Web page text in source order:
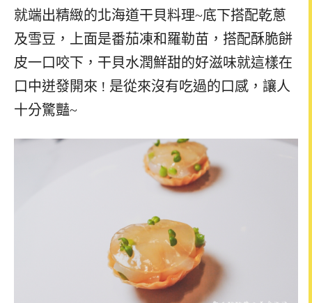
就端出精緻的北海道干貝料理~底下搭配乾蔥
及雪豆，上面是番茄凍和羅勒苗，搭配酥脆餅
皮一口咬下，干貝水潤鮮甜的好滋味就這樣在
口中迸發開來 ! 是從來沒有吃過的口感，讓人
十分驚豔~